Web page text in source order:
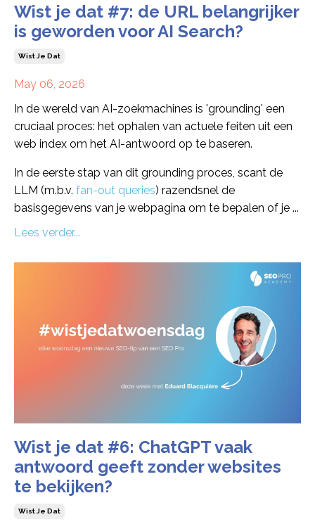
Wist je dat #7: de URL belangrijker
is geworden voor AI Search?
Wist Je Dat
May 06, 2026
In de wereld van AI-zoekmachines is 'grounding' een
cruciaal proces: het ophalen van actuele feiten uit een
web index om het AI-antwoord op te baseren.
In de eerste stap van dit grounding proces, scant de
LLM (m.b.v. fan-out queries) razendsnel de
basisgegevens van je webpagina om te bepalen of je ...
Lees verder...
Wist je dat #6: ChatGPT vaak
antwoord geeft zonder websites
te bekijken?
Wist Je Dat